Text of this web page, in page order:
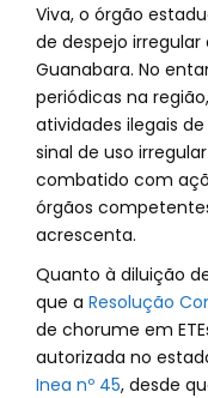
Viva, o órgão
de despejo
Guanabara. No
periódicas na
atividades ilegais
sinal de uso
combatido com
órgãos
acrescenta.
Quanto à diluição
que a Resolução
de chorume em
autorizada no
Inea nº 45, desde